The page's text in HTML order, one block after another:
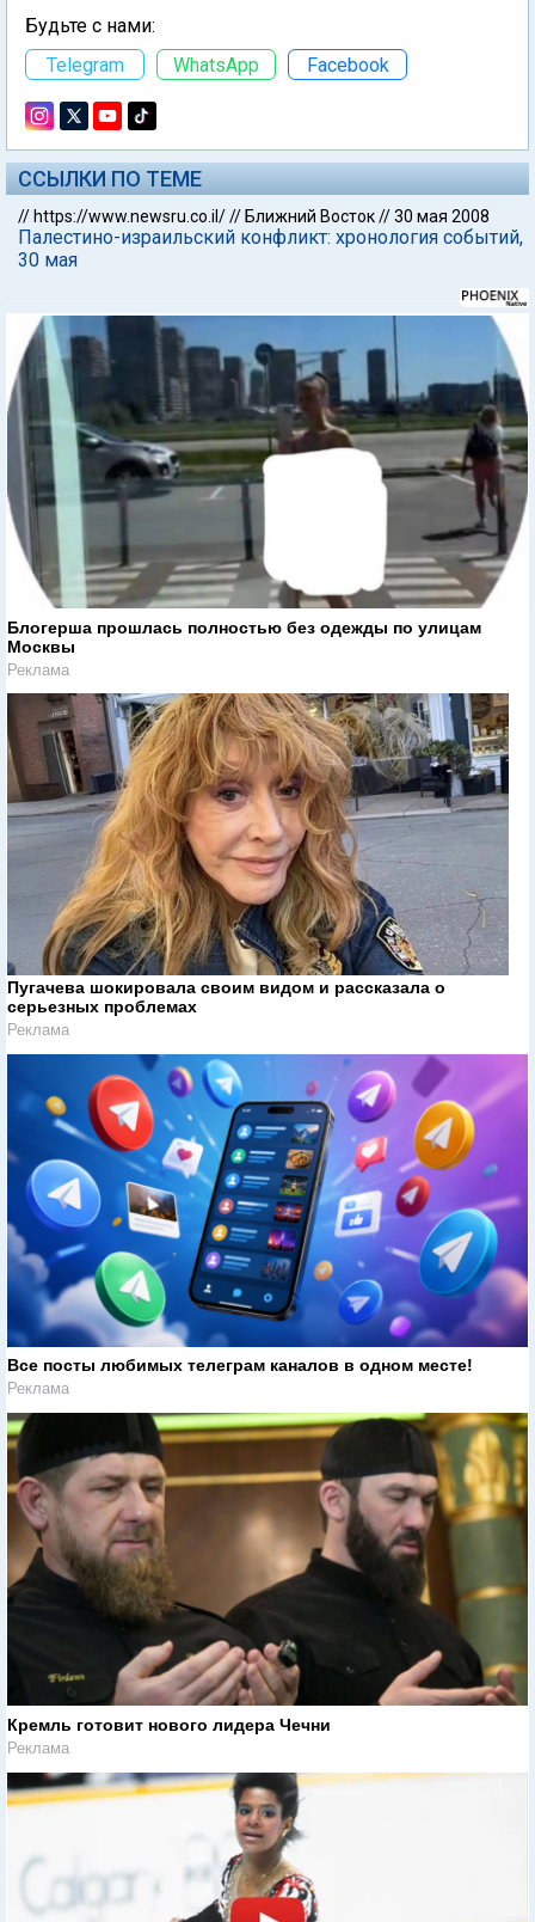
Будьте с нами:
Telegram
WhatsApp Facebook
ССЫЛКИ ПО ТЕМЕ
// https://www.newsru.co.il/// Ближний Восток//30 мая 2008
Палестино-израильский конфликт: хронология событий,
30 мая
Блогерша прошлась полностью без одежды по улицам
Москвы
Реклама
Пугачева шокировала своим видом и рассказала о
серьезных проблемах
Реклама
Все посты любимых телеграм каналов в одном месте!
Реклама
Кремль готовит нового лидера Чечни
Реклама